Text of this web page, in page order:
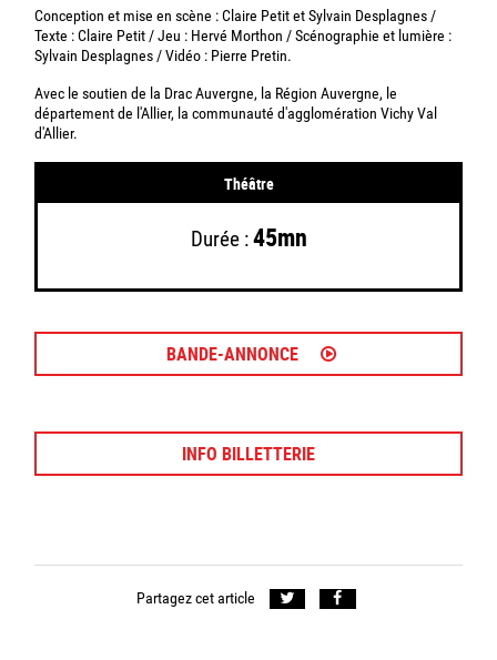
Conception et mise en scène : Claire Petit et Sylvain Desplagnes /
Texte : Claire Petit / Jeu : Hervé Morthon / Scénographie et lumière :
Sylvain Desplagnes / Vidéo : Pierre Pretin.
Avec le soutien de la Drac Auvergne, la Région Auvergne, le
département de l'Allier, la communauté d'agglomération Vichy Val
d'Allier.
Théâtre
Durée :45mn
BANDE-ANNONCE
INFO BILLETTERIE
Partagez cet article